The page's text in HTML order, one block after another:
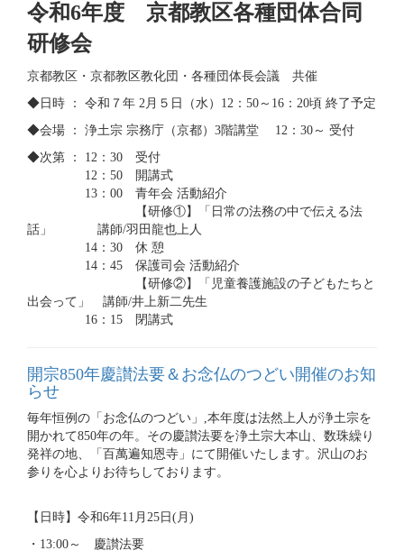
令和6年度 京都教区各種団体合同
研修会
京都教区・京都教区教化団・各種団体長会議 共催
◆日時 ： 令和７年 2月５日（水）12：50～16：20頃 終了予定
◆会場 ： 浄土宗 宗務庁（京都）3階講堂 12：30～ 受付
◆次第 ： 12：30 受付
12：50 開講式
13：00 青年会 活動紹介
【研修①】「日常の法務の中で伝える法
話」 講師/羽田龍也上人
14：30 休 憩
14：45 保護司会 活動紹介
【研修②】「児童養護施設の子どもたちと
出会って」 講師/井上新二先生
16：15 閉講式
開宗850年慶讃法要＆お念仏のつどい開催のお知
らせ
毎年恒例の「お念仏のつどい」,本年度は法然上人が浄土宗を
開かれて850年の年。その慶讃法要を浄土宗大本山、数珠繰り
発祥の地、「百萬遍知恩寺」にて開催いたします。沢山のお
参りを心よりお待ちしております。
【日時】令和6年11月25日(月)
・13:00～ 慶讃法要